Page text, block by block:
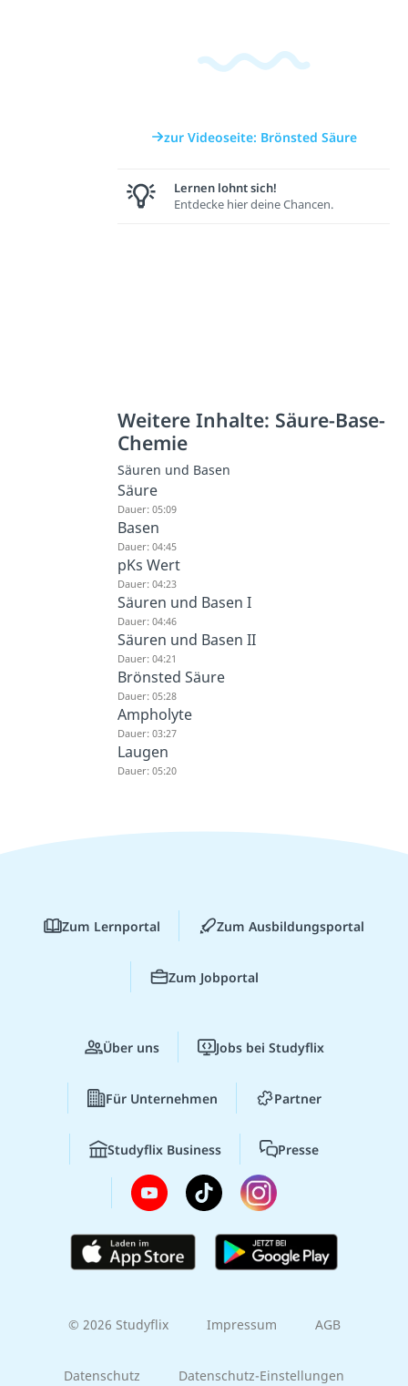
zur Videoseite: Brönsted Säure
Lernen lohnt sich!
Entdecke hier deine Chancen.
Weitere Inhalte: Säure-Base-
Chemie
Säuren und Basen
Säure
Dauer: 05:09
Basen
Dauer: 04:45
pKs Wert
Dauer: 04:23
Säuren und Basen I
Dauer: 04:46
Säuren und Basen II
Dauer: 04:21
Brönsted Säure
Dauer: 05:28
Ampholyte
Dauer: 03:27
Laugen
Dauer: 05:20
Zum Lernportal Zum Ausbildungsportal
Zum Jobportal
Über uns Jobs bei Studyflix
Für Unternehmen Partner
Studyflix Business Presse
© 2026 Studyflix Impressum AGB
Datenschutz Datenschutz-Einstellungen